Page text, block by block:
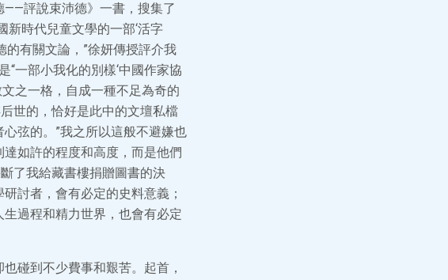
——評說束沛德》一書，搜集了
新時代兒童文學的一部‘活字
的有關文論，”徐妍傳授評介我
一部小我化的別樣‘中國作家協
之一格，自成一種不足為奇的
世的，恰好是此中的文壇私檔
弦的。”我之所以這般不避嫌也
如許的程度和高度，而是他們
了我給藏書樓捐贈圖書的決
討者，會有必定的史料意義；
過程和精力世界，也會有必定
碰到不少費事和艱苦。起首，